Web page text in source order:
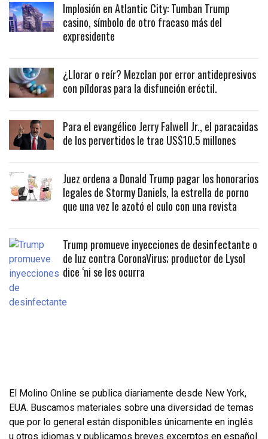
Implosión en Atlantic City: Tumban Trump
casino, símbolo de otro fracaso más del
expresidente
¿Llorar o reír? Mezclan por error antidepresivos
con píldoras para la disfunción eréctil.
Para el evangélico Jerry Falwell Jr., el paracaidas
de los pervertidos le trae US$10.5 millones
Juez ordena a Donald Trump pagar los honorarios
legales de Stormy Daniels, la estrella de porno
que una vez le azotó el culo con una revista
Trump promueve inyecciones de desinfectante o
de luz contra CoronaVirus; productor de Lysol
dice ‘ni se les ocurra
El Molino Online se publica diariamente desde New York,
EUA. Buscamos materiales sobre una diversidad de temas
que por lo general están disponibles únicamente en inglés
u otros idiomas y publicamos breves excerptos en español.